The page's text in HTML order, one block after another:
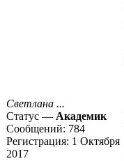
Светлана ...
Статус — Академик
Сообщений: 784
Регистрация: 1 Октября
2017